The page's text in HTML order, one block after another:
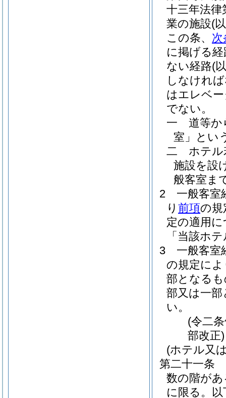
十三年法律
業の施設(
この条、 次
に掲げる
ない経路(
しなけれ
はエレベ
でない。
一
道等か
室」とい
二
ホテル
施設を設
般客室ま
2
一般客室
り 前項の規
定の適用
「当該ホ
3
一般客室
の規定に
部となる
部又は一
い。
(令二
部改正)
(ホテル又
第二十一条
数の階が
に限る。